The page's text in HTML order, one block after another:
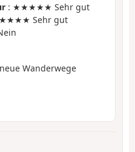
: ★★★★★ Sehr gut
Sehr gut
Wanderwege